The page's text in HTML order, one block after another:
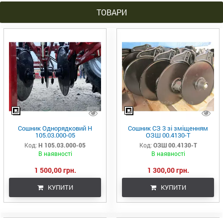
ТОВАРИ
Сошник Однорядковий Н
105.03.000-05
Код: Н 105.03.000-05
В наявності
1 500,00 грн.
КУПИТИ
Сошник СЗ 3 зі зміщенням
ОЗШ 00.4130-Т
Код: ОЗШ 00.4130-Т
В наявності
1 300,00 грн.
КУПИТИ